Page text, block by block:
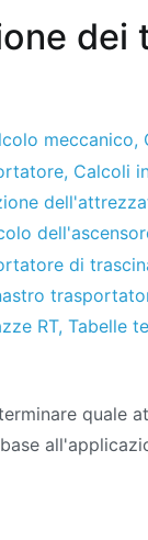
meccanico,
, Calcoli
di
RT, Tabelle
quale